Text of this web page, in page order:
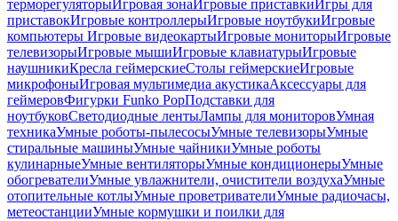
терморегуляторыИгровая зонаИгровые приставкиИгры для
приставокИгровые контроллерыИгровые ноутбукиИгровые
компьютеры Игровые видеокартыИгровые мониторыИгровые
телевизорыИгровые мышиИгровые клавиатурыИгровые
наушникиКресла геймерскиеСтолы геймерскиеИгровые
микрофоныИгровая мультимедиа акустикаАксессуары для
геймеровФигурки Funko PopПодставки для
ноутбуковСветодиодные лентыЛампы для мониторовУмная
техникаУмные роботы-пылесосыУмные телевизорыУмные
стиральные машиныУмные чайникиУмные роботы
кулинарныеУмные вентиляторыУмные кондиционерыУмные
обогревателиУмные увлажнители, очистители воздухаУмные
отопительные котлыУмные проветривателиУмные радиочасы,
метеостанцииУмные кормушки и поилки для